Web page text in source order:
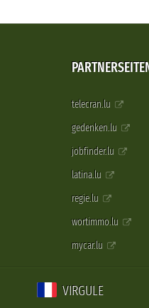
telecran.lu
gedenken.lu
jobfinder.lu
latina.lu
regie.lu
wortimmo.lu
mycar.lu
VIRGULE